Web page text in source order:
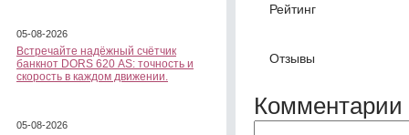
05-08-2026
Встречайте надёжный счётчик
банкнот DORS 620 АS: точность и
скорость в каждом движении.
05-08-2026
Рейтинг
Отзывы
Комментарии